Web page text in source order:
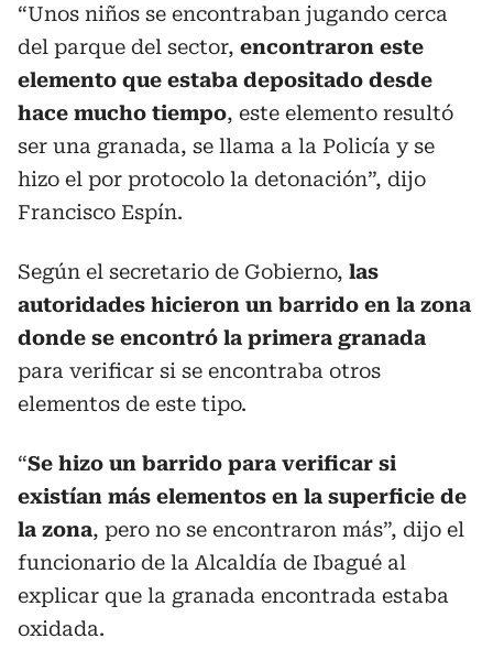
“Unos niños se encontraban jugando cerca
del parque del sector, encontraron este
elemento que estaba depositado desde
hace mucho tiempo, este elemento resultó
ser una granada, se llama a la Policía y se
hizo el por protocolo la detonación”, dijo
Francisco Espín.
Según el secretario de Gobierno, las
autoridades hicieron un barrido en la zona
donde se encontró la primera granada
para verificar si se encontraba otros
elementos de este tipo.
“Se hizo un barrido para verificar si
existían más elementos en la superficie de
la zona, pero no se encontraron más”, dijo el
funcionario de la Alcaldía de Ibagué al
explicar que la granada encontrada estaba
oxidada.